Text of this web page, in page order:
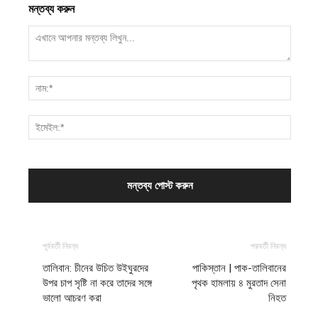
মন্তব্য করুন
পূর্ববর্তী নিবন্ধ
তালিবান: চীনের উচিত উইঘুরদের
উপর চাপ সৃষ্টি না করে তাদের সঙ্গে
ভালো আচরণ করা
পরবর্তী নিবন্ধ
পাকিস্তান | পাক-তালিবানের
পৃথক হামলায় ৪ মুরতাদ সেনা
নিহত